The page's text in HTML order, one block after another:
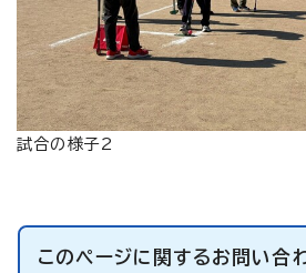
試合の様子2
このページに関するお問い合